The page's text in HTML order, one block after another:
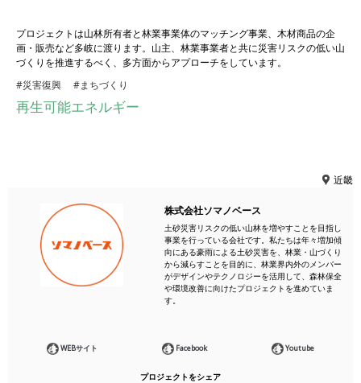
プロジェクトは山林所有者と林業事業体のマッチング事業、木材商品の企
画・販売など多岐に渡ります。山主、林業事業者と共に災害リスクの低い山
づくりを推進するべく、多方面からアプローチをしています。
#災害復興
#まちづくり
再生可能エネルギー
近畿
株式会社ソマノベース
土砂災害リスクの低い山林を増やすことを目指し
事業を行っている会社です。私たちは年々増加傾
向にある豪雨による土砂災害を、林業・山づくり
から減らすことを目的に、林業界内外のメンバー
がデザインやテクノロジーを活用して、森林保全
や環境改善に向けたプロジェクトを進めていま
す。
WEBサイト Facebook Youtube
プロジェクトをシェア